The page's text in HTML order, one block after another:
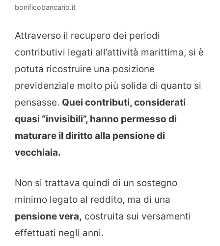
bonificobancario.it
Attraverso il recupero dei periodi
contributivi legati all’attività marittima, si è
potuta ricostruire una posizione
previdenziale molto più solida di quanto si
pensasse. Quei contributi, considerati
quasi “invisibili”, hanno permesso di
maturare il diritto alla pensione di
vecchiaia.
Non si trattava quindi di un sostegno
minimo legato al reddito, ma di una
pensione vera, costruita sui versamenti
effettuati negli anni.